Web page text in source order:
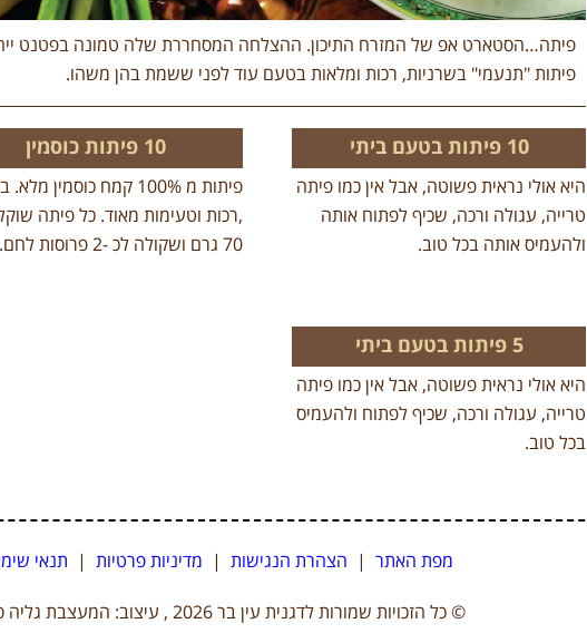
פיתה…הסטארט אפ של המזרח התיכון. ההצלחה המסחררת שלה טמונה בפטנט
פיתות "תנעמי" בשרניות, רכות ומלאות בטעם עוד לפני ששמת בהן משהו.
10 פיתות בטעם ביתי
היא אולי נראית פשוטה, אבל אין כמו פיתה
טרייה, עגולה ורכה, שכיף לפתוח אותה
ולהעמיס אותה בכל טוב.
10 פיתות כוסמין
פיתות מ 100% קמח כוסמין
,רכות וטעימות מאוד. כל פיתה
70 גרם ושקולה לכ -2 פרוסות לחם.
5 פיתות בטעם ביתי
היא אולי נראית פשוטה, אבל אין כמו פיתה
טרייה, עגולה ורכה, שכיף לפתוח ולהעמיס
בכל טוב.
מפת האתר | הצהרת הנגישות | מדיניות פרטיות | תנאי
© כל הזכויות שמורות לדגנית עין בר 2026 , עיצוב: המעצבת גליה סביר